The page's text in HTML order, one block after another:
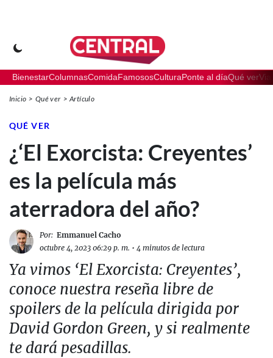
BienestarColumnasComidaFamososCulturaPonte al díaQué ver
Inicio Qué ver Artículo
QUÉ VER
¿‘El Exorcista: Creyentes’
es la película más
aterradora del año?
Por: Emmanuel Cacho
octubre 4, 2023 06:29 p. m. • 4 minutos de lectura
Ya vimos ‘El Exorcista: Creyentes’,
conoce nuestra reseña libre de
spoilers de la película dirigida por
David Gordon Green, y si realmente
te dará pesadillas.